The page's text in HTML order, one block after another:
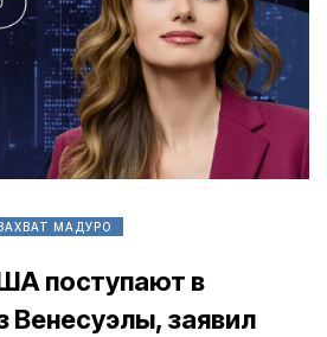
МАДУРО
поступают в
Венесуэлы, заявил